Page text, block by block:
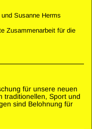
Susanne Herms
Zusammenarbeit für die
für unsere neuen
traditionellen, Sport und
sind Belohnung für